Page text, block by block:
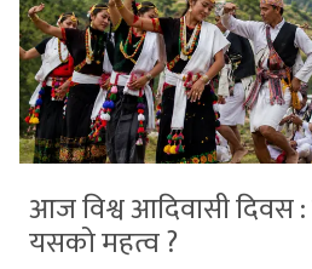
आज विश्व आदिवासी दिवस
यसको महत्व ?